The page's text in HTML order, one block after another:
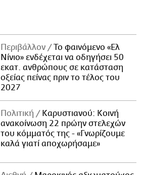
Περιβάλλον
Το φαινόμενο «Ελ
Νίνιο» ενδέχεται να οδηγήσει 50
εκατ. ανθρώπους σε κατάσταση
οξείας πείνας πριν το τέλος του
2027
Πολιτική
Καρυστιανού: Κοινή
ανακοίνωση 22 πρώην στελεχών
του κόμματός της - «Γνωρίζουμε
καλά γιατί αποχωρήσαμε»